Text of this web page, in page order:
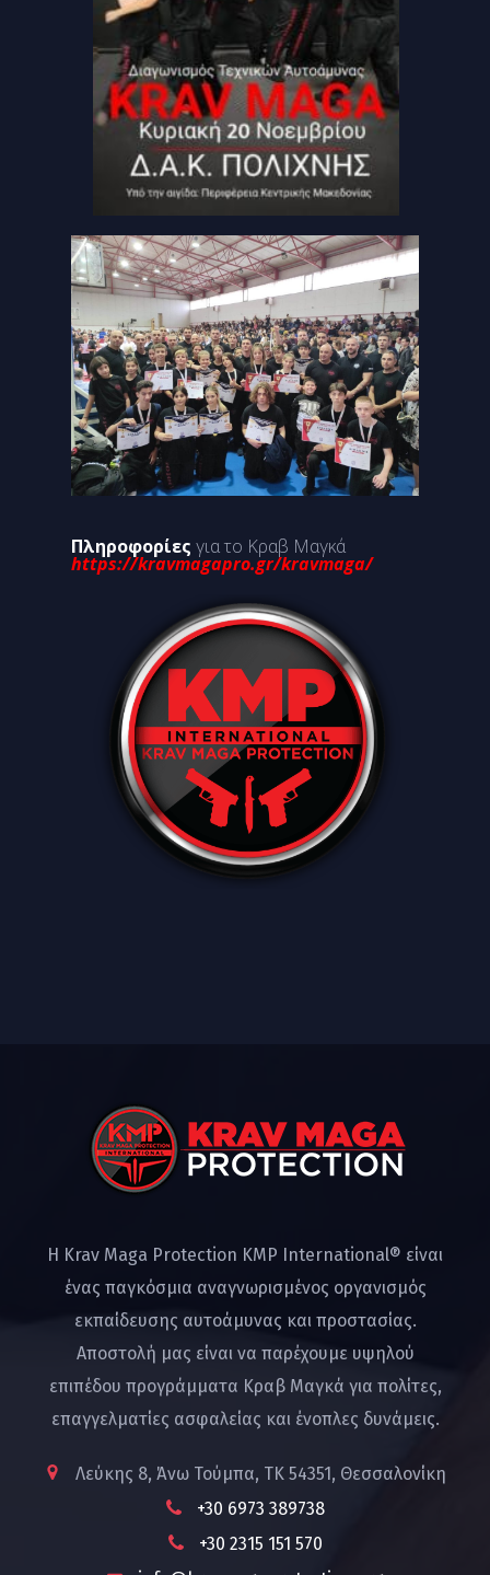
Πληροφορίες για το Κραβ Μαγκά
https://kravmagapro.gr/kravmaga/
Η Krav Maga Protection KMP International® είναι
ένας παγκόσμια αναγνωρισμένος οργανισμός
εκπαίδευσης αυτοάμυνας και προστασίας.
Αποστολή μας είναι να παρέχουμε υψηλού
επιπέδου προγράμματα Κραβ Μαγκά για πολίτες,
επαγγελματίες ασφαλείας και ένοπλες δυνάμεις.
Λεύκης 8, Άνω Τούμπα, ΤΚ 54351, Θεσσαλονίκη
+30 6973 389738
+30 2315 151 570